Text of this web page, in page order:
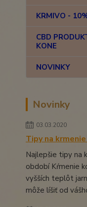
KRMIVO -
CBD
KONE
NOVINKY
Novinky
03.03.2020
Tipy na
Najlepšie tipy na
období Kŕmenie
vyšších teplôt
môže líšiť od